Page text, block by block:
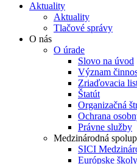
Aktuality
Aktuality
Tlačové správy
O nás
O úrade
Slovo na úvod
Význam
Zriaďovacia
Štatút
Organizačná
Ochrana
Právne služby
Medzinárodná
SICI
Európske školy